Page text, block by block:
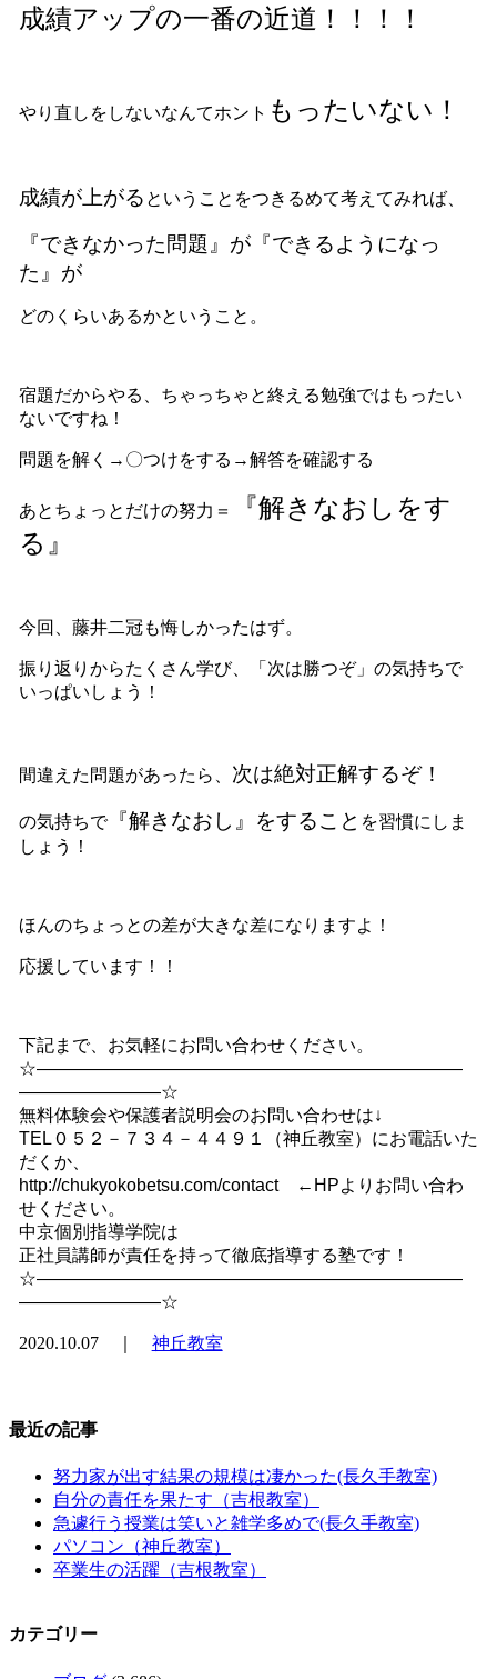
成績アップの一番の近道！！！！
やり直しをしないなんてホント もったいない！
成績が上がる ということをつきるめて考えてみれば、
『できなかった問題』が『できるようになっ
た』が
どのくらいあるかということ。
宿題だからやる、ちゃっちゃと終える勉強ではもったい
ないですね！
問題を解く→〇つけをする→解答を確認する
あとちょっとだけの努力＝
『解きなおしをす
る』
今回、藤井二冠も悔しかったはず。
振り返りからたくさん学び、「次は勝つぞ」の気持ちで
いっぱいしょう！
間違えた問題があったら、 次は絶対正解するぞ！
の気持ちで『解きなおし』をすること を習慣にしま
しょう！
ほんのちょっとの差が大きな差になりますよ！
応援しています！！
下記まで、お気軽にお問い合わせください。
☆――――――――――――――――――――――――
――――――――☆
無料体験会や保護者説明会のお問い合わせは↓
TEL０５２－７３４－４４９１（神丘教室）にお電話いた
だくか、
http://chukyokobetsu.com/contact ←HPよりお問い合わ
せください。
中京個別指導学院は
正社員講師が責任を持って徹底指導する塾です！
☆――――――――――――――――――――――――
――――――――☆
2020.10.07 ｜ 神丘教室
最近の記事
努力家が出す結果の規模は凄かった(長久手教室)
自分の責任を果たす（吉根教室）
急遽行う授業は笑いと雑学多めで(長久手教室)
パソコン（神丘教室）
卒業生の活躍（吉根教室）
カテゴリー